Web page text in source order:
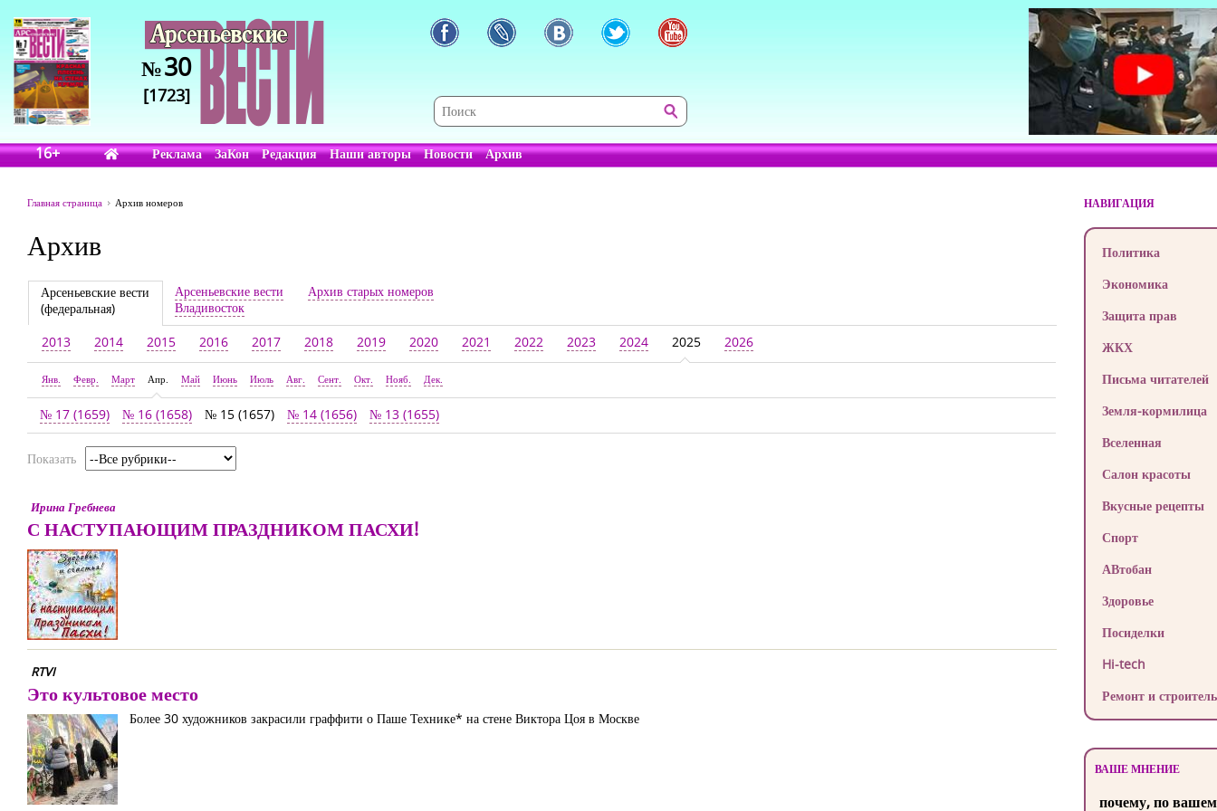
№30
[1723]
16+ Реклама ЗаКон Редакция Наши авторы Новости Архив
Главная страница Архив номеров
Архив
Арсеньевские вести
(федеральная)
Арсеньевские вести
Владивосток
Архив старых номеров
2013 2014 2015 2016 2017 2018 2019 2020 2021 2022 2023 2024 2025 2026
Янв. Февр. Март Апр. Май Июнь Июль Авг. Сент. Окт. Нояб. Дек.
№ 17 (1659) № 16 (1658) № 15 (1657) № 14 (1656) № 13 (1655)
Показать
Ирина Гребнева
С НАСТУПАЮЩИМ ПРАЗДНИКОМ ПАСХИ!
RTVI
Это культовое место
Более 30 художников закрасили граффити о Паше Технике* на стене Виктора Цоя в Москве
НАВИГАЦИЯ
Политика
Экономика
Защита прав
ЖКХ
Письма читателей
Земля-кормилица
Вселенная
Салон красоты
Вкусные рецепты
Спорт
АВтобан
Здоровье
Посиделки
Hi-tech
Ремонт и
ВАШЕ МНЕНИЕ
почему, по